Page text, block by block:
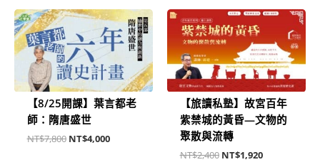
【8/25開課】葉言都老
師：隋唐盛世
NT$7,800
原
價
格：
NT$7,800。
NT$4,000
目
價
格：
NT$4,000。
【旅讀私塾】故宮百年
紫禁城的黃昏—文物的
聚散與流轉
NT$2,400
原
始
價
格：
NT$2,400。
NT$1,920
目
格：
NT$1,920。